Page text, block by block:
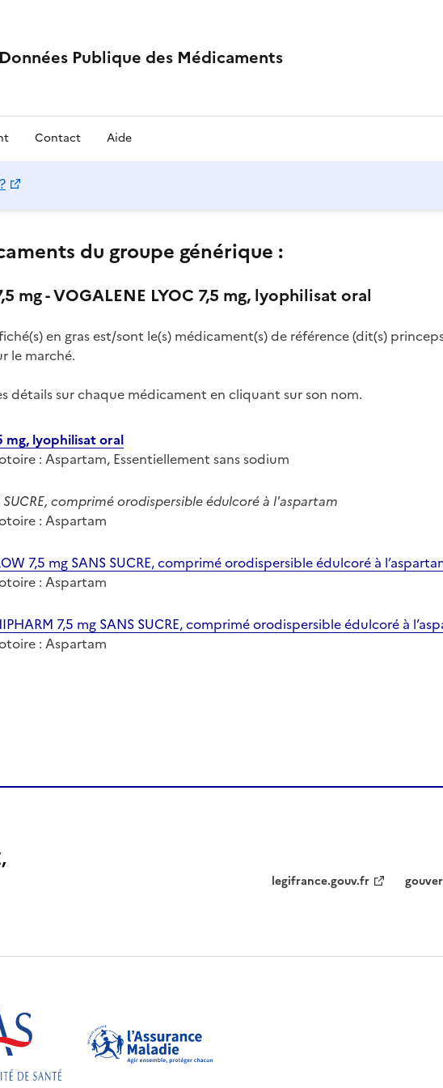
Publique des Médicaments
Contact Aide
du groupe générique :
mg - VOGALENE LYOC 7,5 mg, lyophilisat oral
en gras est/sont le(s) médicament(s) de référence (dit(s)
le marché.
détails sur chaque médicament en cliquant sur son nom.
mg, lyophilisat oral
: Aspartam, Essentiellement sans sodium
SUCRE, comprimé orodispersible édulcoré à l'aspartam
: Aspartam
7,5 mg SANS SUCRE, comprimé orodispersible édulcoré à
: Aspartam
7,5 mg SANS SUCRE, comprimé orodispersible édulcoré à
: Aspartam
legifrance.gouv.fr